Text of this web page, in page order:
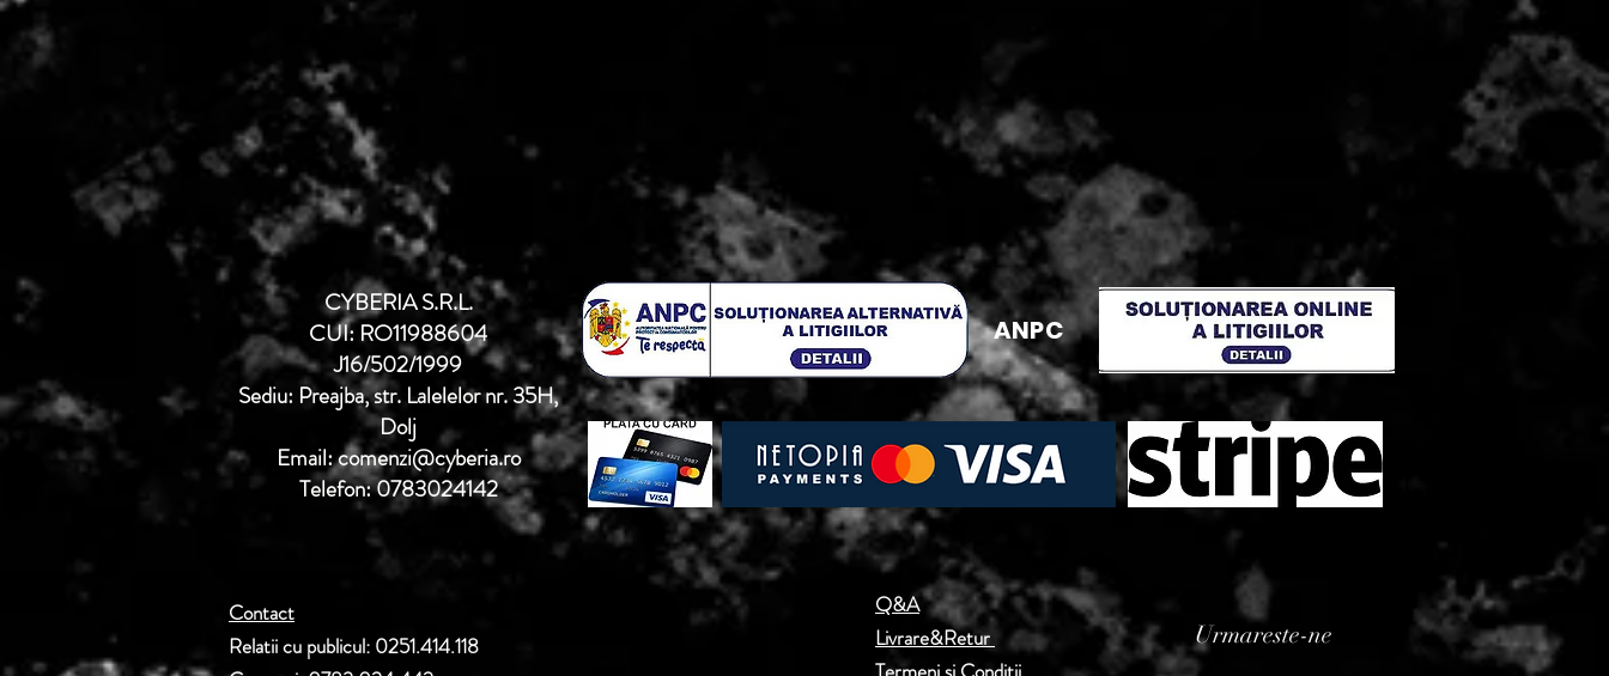
CYBERIA S.R.L.
CUI: RO11988604
J16/502/1999
Sediu: Preajba, str. Lalelelor nr. 35H,
Dolj
Email: comenzi@cyberia.ro
Telefon: 0783024142
ANPC
Contact
Relatii cu publicul: 0251.414.118
Q&A
Livrare&Retur
Urmareste-ne